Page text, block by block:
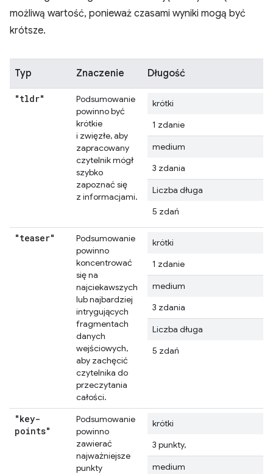
możliwą wartość, ponieważ czasami wyniki mogą być
krótsze.
Typ Znaczenie Długość
"tldr"
Podsumowanie
powinno być
krótkie
i zwięzłe, aby
zapracowany
czytelnik mógł
szybko
zapoznać się
z informacjami.
krótki
1 zdanie
medium
3 zdania
Liczba długa
5 zdań
"teaser"
Podsumowanie
powinno
koncentrować
się na
najciekawszych
lub najbardziej
intrygujących
fragmentach
danych
wejściowych,
aby zachęcić
czytelnika do
przeczytania
całości.
krótki
1 zdanie
medium
3 zdania
Liczba długa
5 zdań
"key-
points"
Podsumowanie
powinno
zawierać
najważniejsze
punkty
krótki
3 punkty,
medium